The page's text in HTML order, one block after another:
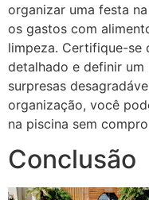
organizar uma festa
os gastos com
limpeza. Certifique-se
detalhado e definir
surpresas
organização, você
na piscina sem
Conclusão